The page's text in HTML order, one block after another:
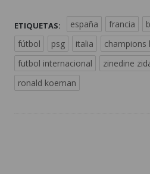
ETIQUETAS: españa francia
fútbol
psg italia
champions
futbol internacional
zinedine
ronald koeman